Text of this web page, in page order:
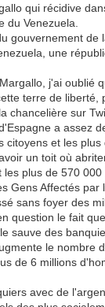
qui récidive
du Venezuela.
gouvernement de
une
j'ai oublié
terre de liberté,
chancelière sur
a assez
citoyens et les
un toit où
les plus de 570
Gens Affectés par
sans foyer des
question le fait
sauve des
le nombre
de 6 millions
avec de